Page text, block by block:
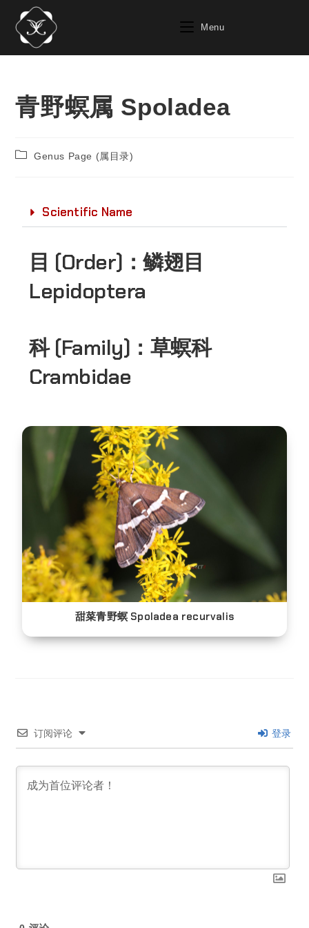
Menu
青野螟属 Spoladea
Genus Page (属目录)
Scientific Name
目 (Order)：鳞翅目
Lepidoptera
科 (Family)： 草螟科
Crambidae
甜菜青野螟 Spoladea recurvalis
订阅评论 登录